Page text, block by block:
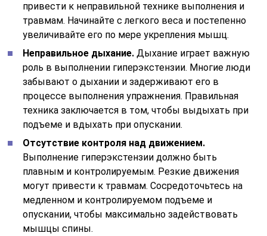
привести к неправильной технике выполнения и
травмам. Начинайте с легкого веса и постепенно
увеличивайте его по мере укрепления мышц.
Неправильное дыхание. Дыхание играет важную
роль в выполнении гиперэкстензии. Многие люди
забывают о дыхании и задерживают его в
процессе выполнения упражнения. Правильная
техника заключается в том, чтобы выдыхать при
подъеме и вдыхать при опускании.
Отсутствие контроля над движением.
Выполнение гиперэкстензии должно быть
плавным и контролируемым. Резкие движения
могут привести к травмам. Сосредоточьтесь на
медленном и контролируемом подъеме и
опускании, чтобы максимально задействовать
мышцы спины.